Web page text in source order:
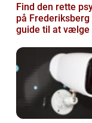
Find den rette
på Frederiksberg
guide til at vælge